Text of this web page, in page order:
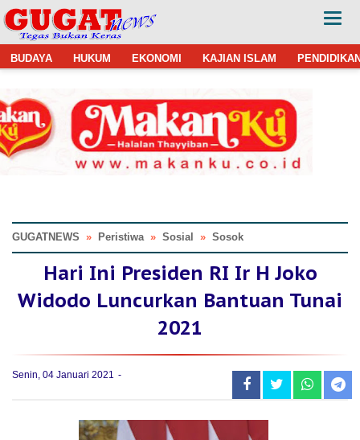
BUDAYA HUKUM EKONOMI KAJIAN ISLAM
GUGATNEWS » Peristiwa » Sosial » Sosok
Hari Ini Presiden RI Ir H Joko
Widodo Luncurkan Bantuan Tunai
2021
Senin, 04 Januari 2021